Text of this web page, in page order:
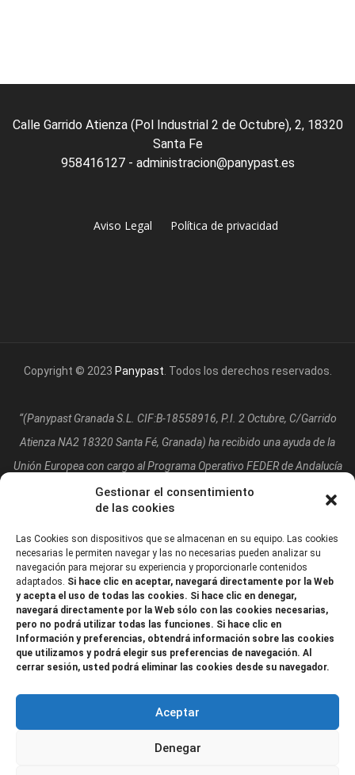
Gestionar el consentimiento
de las cookies
Las Cookies son dispositivos que se almacenan en su equipo. Las cookies
necesarias le permiten navegar y las no necesarias pueden analizar su
navegación para mejorar su experiencia y proporcionarle contenidos
adaptados. Si hace clic en aceptar, navegará directamente por la Web
y acepta el uso de todas las cookies. Si hace clic en denegar,
navegará directamente por la Web sólo con las cookies necesarias,
pero no podrá utilizar todas las funciones. Si hace clic en
Información y preferencias, obtendrá información sobre las cookies
que utilizamos y podrá elegir sus preferencias de navegación. Al
cerrar sesión, usted podrá eliminar las cookies desde su navegador.
Aceptar
Denegar
Calle Garrido Atienza (Pol Industrial 2 de Octubre), 2, 18320
Santa Fe
958416127 - administracion@panypast.es
Aviso Legal Política de privacidad
Copyright © 2023 Panypast . Todos los derechos reservados.
“(Panypast Granada S.L. CIF:B-18558916, P.I. 2 Octubre, C/Garrido
Atienza NA2 18320 Santa Fé, Granada) ha recibido una ayuda de la
Unión Europea con cargo al Programa Operativo FEDER de Andalucía
2014-2020, financiada como parte de la respuesta de la Unión a la
pandemia de COVID-19 (REACT-UE), para compensar el sobrecoste
energético de gas natural y/o electricidad a pymes y autónomos
especialmente afectados por el incremento de los precios del gas
natural y la electricidad provocados por el impacto de la guerra de
agresión de Rusia contra Ucrania.”